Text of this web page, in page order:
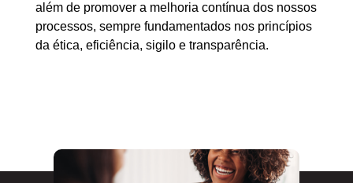
além de promover a melhoria contínua dos nossos
processos, sempre fundamentados nos princípios
da ética, eficiência, sigilo e transparência.